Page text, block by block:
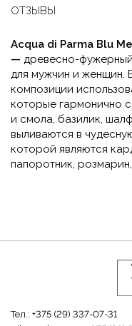
ОТЗЫВЫ
Acqua di Parma Blu
— древесно-
для мужчин и женщин.
композиции
которые гармонично
и смола, базилик,
выливаются в
которой являются
папоротник,
Тел.: +375 (29) 337-07-31